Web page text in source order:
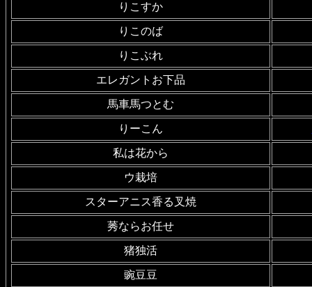
りこすか
りこのば
りこぶれ
エレガントお下品
馬車馬つとむ
りーこん
私は花から
ウ栽培
スターアニス香る叉焼
莠ならお任せ
猪独活
豌豆豆